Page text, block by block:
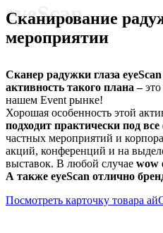
eyeScan
Сканирование
мероприятии
Сканер радужки глаза
активность такого плана –это
нашем Event рынке!
Хорошая особенность этой
подходит практически под
частных мероприятий и
акций, конференций и на
выставок. В любой случае wow
А также eyeScan отлично
Посмотреть карточку товара